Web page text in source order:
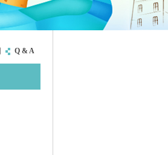
Q & A